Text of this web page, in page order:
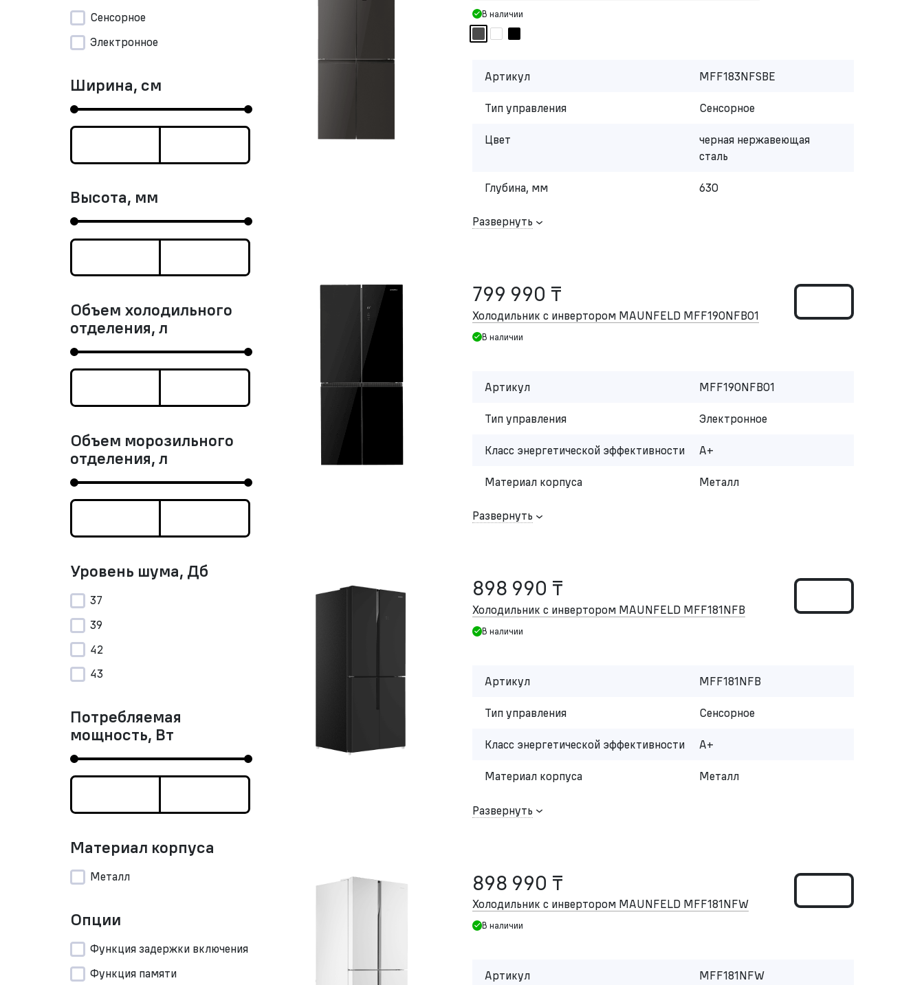
Сенсорное
Электронное
Ширина, см
Высота, мм
Объем холодильного
отделения, л
Объем морозильного
отделения, л
Уровень шума, Дб
37
39
42
43
Потребляемая
мощность, Вт
Материал корпуса
Металл
Опции
Функция задержки включения
Функция памяти
В наличии
Артикул MFF183NFSBE
Тип управления Сенсорное
Цвет
черная нержавеющая
сталь
Глубина, мм 630
Развернуть
799 990 ₸
Холодильник с инвертором MAUNFELD MFF190NFB01
В наличии
Артикул MFF190NFB01
Тип управления Электронное
Класс энергетической эффективности A+
Материал корпуса Металл
Развернуть
898 990 ₸
Холодильник с инвертором MAUNFELD MFF181NFB
В наличии
Артикул MFF181NFB
Тип управления Сенсорное
Класс энергетической эффективности A+
Материал корпуса Металл
Развернуть
898 990 ₸
Холодильник с инвертором MAUNFELD MFF181NFW
В наличии
Артикул MFF181NFW